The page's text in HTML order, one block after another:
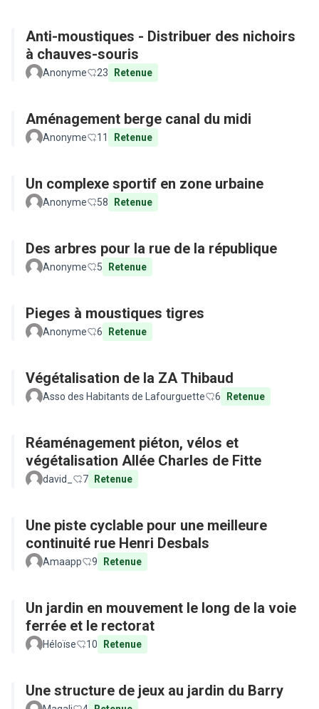
Anti-moustiques - Distribuer des nichoirs
à chauves-souris
Anonyme 23 Retenue
Aménagement berge canal du midi
Anonyme 11 Retenue
Un complexe sportif en zone urbaine
Anonyme 58 Retenue
Des arbres pour la rue de la république
Anonyme 5 Retenue
Pieges à moustiques tigres
Anonyme 6 Retenue
Végétalisation de la ZA Thibaud
Asso des Habitants de Lafourguette 6 Retenue
Réaménagement piéton, vélos et
végétalisation Allée Charles de Fitte
david_ 7 Retenue
Une piste cyclable pour une meilleure
continuité rue Henri Desbals
Amaapp 9 Retenue
Un jardin en mouvement le long de la voie
ferrée et le rectorat
Héloïse 10 Retenue
Une structure de jeux au jardin du Barry